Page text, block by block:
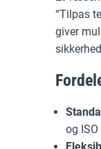
“Tilpas
giver
og